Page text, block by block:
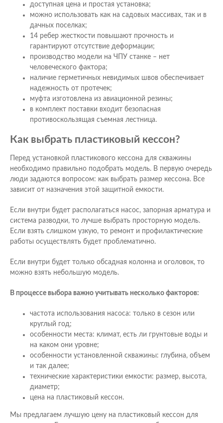
доступная цена и простая установка;
можно использовать как на садовых массивах, так и в
дачных поселках;
14 ребер жесткости повышают прочность и
гарантируют отсутствие деформации;
производство модели на ЧПУ станке – нет
человеческого фактора;
наличие герметичных невидимых швов обеспечивает
надежность от протечек;
муфта изготовлена из авиационной резины;
в комплект поставки входит безопасная
противоскользящая съемная лестница.
Как выбрать пластиковый кессон?
Перед установкой пластикового кессона для скважины
необходимо правильно подобрать модель. В первую очередь
люди задаются вопросом: как выбрать размер кессона. Все
зависит от назначения этой защитной емкости.
Если внутри будет располагаться насос, запорная арматура и
система разводки, то лучше выбрать просторную модель.
Если взять слишком узкую, то ремонт и профилактические
работы осуществлять будет проблематично.
Если внутри будет только обсадная колонна и оголовок, то
можно взять небольшую модель.
В процессе выбора важно учитывать несколько факторов:
частота использования насоса: только в сезон или
круглый год;
особенности места: климат, есть ли грунтовые воды и
на каком они уровне;
особенности установленной скважины: глубина, объем
и так далее;
технические характеристики емкости: размер, высота,
диаметр;
цена на пластиковый кессон.
Мы предлагаем лучшую цену на пластиковый кессон для